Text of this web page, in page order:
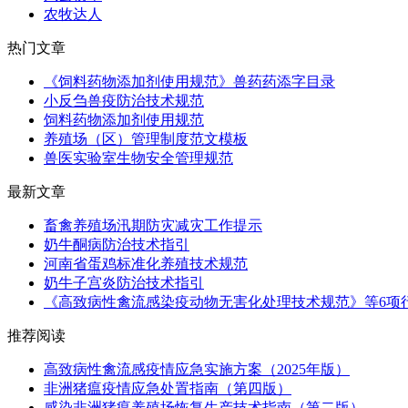
农牧达人
热门文章
《饲料药物添加剂使用规范》兽药药添字目录
小反刍兽疫防治技术规范
饲料药物添加剂使用规范
养殖场（区）管理制度范文模板
兽医实验室生物安全管理规范
最新文章
畜禽养殖场汛期防灾减灾工作提示
奶牛酮病防治技术指引
河南省蛋鸡标准化养殖技术规范
奶牛子宫炎防治技术指引
《高致病性禽流感染疫动物无害化处理技术规范》等6项
推荐阅读
高致病性禽流感疫情应急实施方案（2025年版）
非洲猪瘟疫情应急处置指南（第四版）